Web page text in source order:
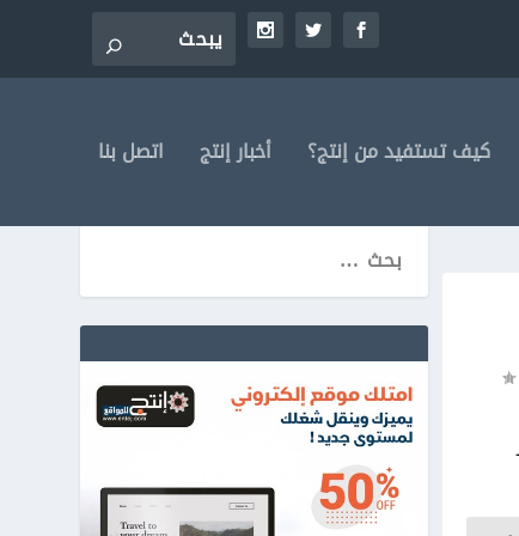
كيف تستفيد من إنتج؟ أخبار إنتج اتصل بنا